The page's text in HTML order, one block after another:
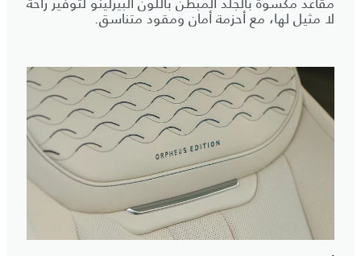
لا مثيل لها، مع أحزمة أمان ومقود متناسق.